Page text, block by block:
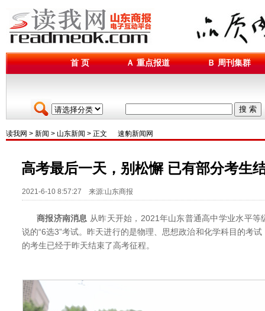
首 页 Ａ 重点报道 Ｂ 周刊集群
搜 索
读我网 > 新闻 > 山东新闻 > 正文 速豹新闻网
高考最后一天，别松懈 已有部分考生
2021-6-10 8:57:27 来源:山东商报
商报济南消息 从昨天开始，2021年山东普通高中学业水平
说的“6选3”考试。昨天进行的是物理、思想政治和化学科目的考
的考生已经于昨天结束了高考征程。